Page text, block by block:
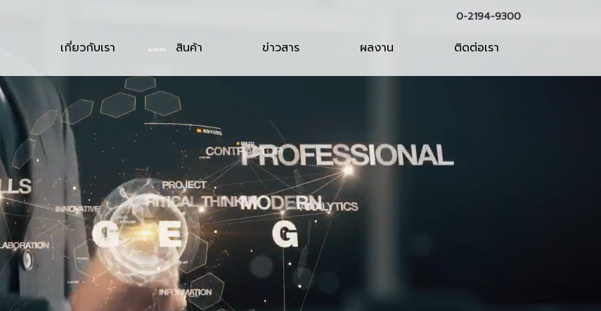
0-2194-9300
เกี่ยวกับเรา สินค้า ข่าวสาร ผลงาน ติดต่อเรา